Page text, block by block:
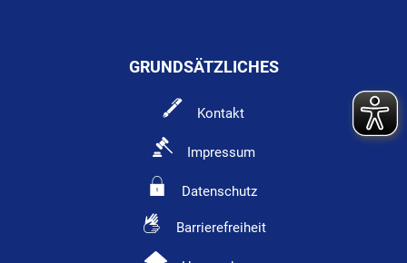
GRUNDSÄTZLICHES
Kontakt
Impressum
Datenschutz
Barrierefreiheit